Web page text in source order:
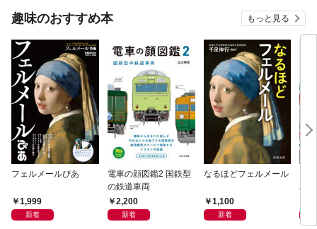
趣味のおすすめ本 もっと見る
フェルメールぴあ
1,999
新着
電車の顔図鑑2 国鉄型
の鉄道車両
2,200
新着
なるほどフェルメール
1,100
新着
ハ